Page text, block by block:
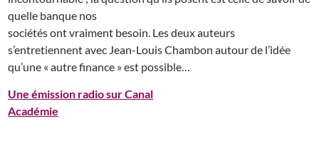
quelle banque nos
sociétés ont vraiment besoin. Les deux auteurs
s’entretiennent avec Jean-Louis Chambon autour de l’idée
qu’une « autre finance » est possible…
Une émission radio sur Canal
Académie